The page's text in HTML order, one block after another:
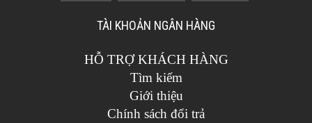
TÀI KHOẢN NGÂN HÀNG
HỖ TRỢ KHÁCH HÀNG
Tìm kiếm
Giới thiệu
Chính sách đổi trả